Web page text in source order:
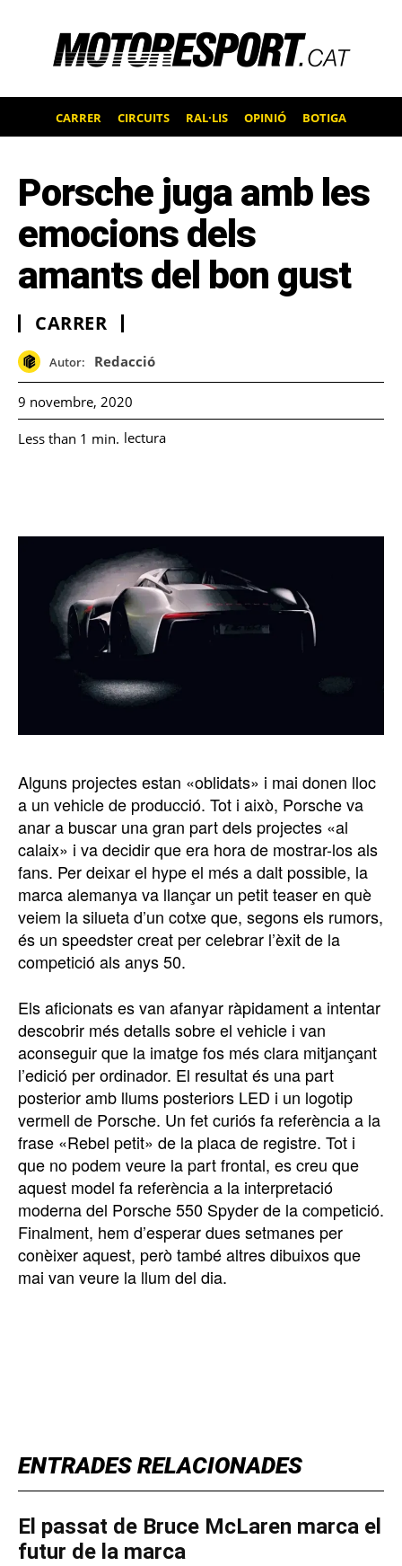
CARRER CIRCUITS RAL·LIS OPINIÓ BOTIGA
ENTRADES RELACIONADES
El passat de Bruce McLaren marca el
futur de la marca
Porsche juga amb les
emocions dels
amants del bon gust
CARRER
Autor: Redacció
9 novembre, 2020
Less than 1 min. lectura
Alguns projectes estan «oblidats» i mai donen lloc
a un vehicle de producció. Tot i això, Porsche va
anar a buscar una gran part dels projectes «al
calaix» i va decidir que era hora de mostrar-los als
fans. Per deixar el hype el més a dalt possible, la
marca alemanya va llançar un petit teaser en què
veiem la silueta d’un cotxe que, segons els rumors,
és un speedster creat per celebrar l’èxit de la
competició als anys 50.
Els aficionats es van afanyar ràpidament a intentar
descobrir més detalls sobre el vehicle i van
aconseguir que la imatge fos més clara mitjançant
l’edició per ordinador. El resultat és una part
posterior amb llums posteriors LED i un logotip
vermell de Porsche. Un fet curiós fa referència a la
frase «Rebel petit» de la placa de registre. Tot i
que no podem veure la part frontal, es creu que
aquest model fa referència a la interpretació
moderna del Porsche 550 Spyder de la competició.
Finalment, hem d’esperar dues setmanes per
conèixer aquest, però també altres dibuixos que
mai van veure la llum del dia.